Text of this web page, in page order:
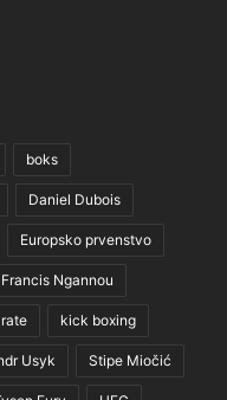
boks
Daniel Dubois
Europsko prvenstvo
Francis Ngannou
kick boxing
Usyk Stipe Miočić